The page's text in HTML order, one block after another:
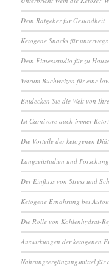
Dein Ratgeber für Gesundheit
Ketogene Snacks für
Dein Fitnessstudio für zu
Warum Buchweizen für eine
Entdecken Sie die Welt von
Ist Carnivore auch immer Keto?
Die Vorteile der ketogenen
Langzeitstudien und
Der Einfluss von Stress und
Ketogene Ernährung bei
Die Rolle von Kohlenhydrat-
Auswirkungen der ketogenen
Nahrungsergänzungsmittel für